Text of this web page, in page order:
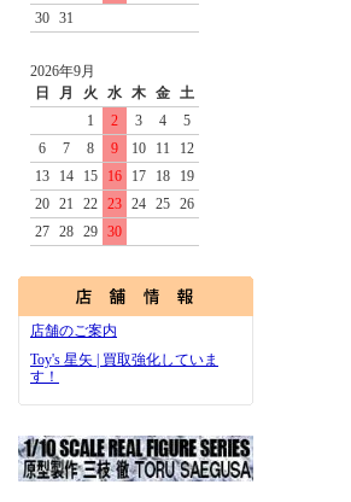
30 31
2026年9月
日
月 火 水 木 金 土
1
2 3 4
5
6
7 8 9 10 11
12
13
14 15 16 17 18
19
20 21 22 23 24 25 26
27 28 29 30
店舗のご案内
Toy's 星矢 | 買取強化していま
す！